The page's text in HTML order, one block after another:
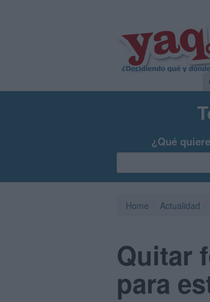
¿Qué
Home Actualidad
Quitar
para